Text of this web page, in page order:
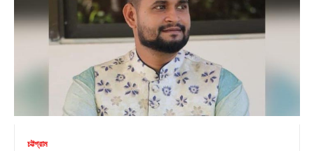
চট্টগ্রাম